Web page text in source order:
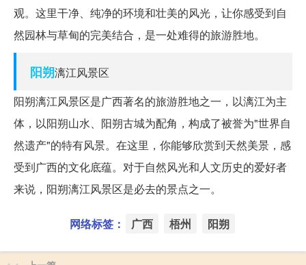
观。这里干净、纯净的环境和壮美的风光，让你感受到自
然园林与草甸的完美结合，是一处难得的旅游胜地。
阳朔漓江风景区
阳朔漓江风景区是广西著名的旅游胜地之一，以漓江为主
体，以阳朔山水、阳朔古城为配角，构成了被誉为"世界自
然遗产"的特有风景。在这里，你能够欣赏到天然美景，感
受到广西的文化底蕴。对于自然风光和人文历史的爱好者
来说，阳朔漓江风景区是必去的景点之一。
网络标签： 广西 梧州 阳朔